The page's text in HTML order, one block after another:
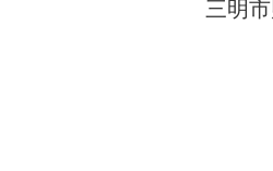
三明